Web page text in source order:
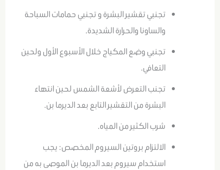
تجنبي تقشير البشرة و تجنبي حمامات السباحة
والساونا والحرارة الشديدة.
تجنبي وضع المكياج خلال الأسبوع الأول ولحين
التعافي.
تجنب التعرض لأشعة الشمس لحين انتهاء
البشرة من التقشير التابع بعد الديرما بن.
شرب الكثير من المياه.
الالتزام بروتين السيروم المخصص: يجب
استخدام سيروم بعد الديرما بن الموصى به من